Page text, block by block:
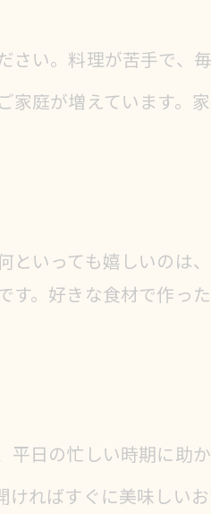
い。料理が苦手で、
庭が増えています。
といっても嬉しいの
。好きな食材で作っ
日の忙しい時期に助か
ればすぐに美味しい